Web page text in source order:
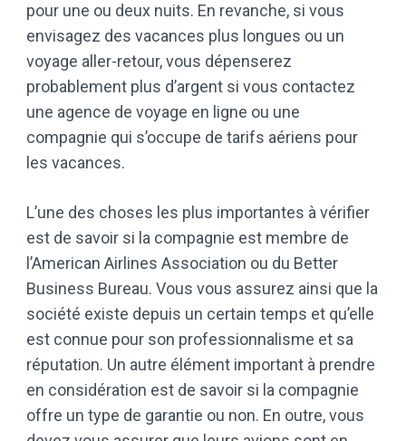
pour une ou deux nuits. En revanche, si vous
envisagez des vacances plus longues ou un
voyage aller-retour, vous dépenserez
probablement plus d’argent si vous contactez
une agence de voyage en ligne ou une
compagnie qui s’occupe de tarifs aériens pour
les vacances.
L’une des choses les plus importantes à vérifier
est de savoir si la compagnie est membre de
l’American Airlines Association ou du Better
Business Bureau. Vous vous assurez ainsi que la
société existe depuis un certain temps et qu’elle
est connue pour son professionnalisme et sa
réputation. Un autre élément important à prendre
en considération est de savoir si la compagnie
offre un type de garantie ou non. En outre, vous